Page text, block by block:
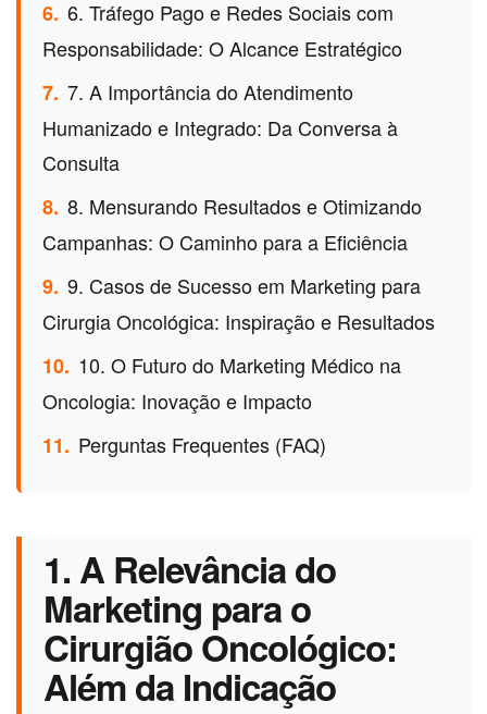
6. 6. Tráfego Pago e Redes Sociais com
Responsabilidade: O Alcance Estratégico
7. 7. A Importância do Atendimento
Humanizado e Integrado: Da Conversa à
Consulta
8. 8. Mensurando Resultados e Otimizando
Campanhas: O Caminho para a Eficiência
9. 9. Casos de Sucesso em Marketing para
Cirurgia Oncológica: Inspiração e Resultados
10. 10. O Futuro do Marketing Médico na
Oncologia: Inovação e Impacto
11. Perguntas Frequentes (FAQ)
1. A Relevância do
Marketing para o
Cirurgião Oncológico:
Além da Indicação